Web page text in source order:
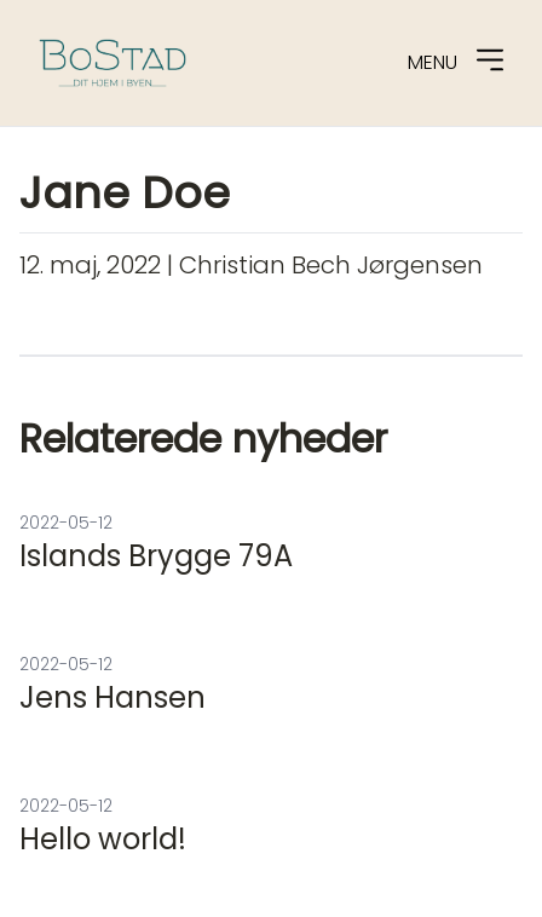
Spring til indhold
MENU
Jane Doe
12. maj, 2022 | Christian Bech Jørgensen
Relaterede nyheder
2022-05-12
Islands Brygge 79A
2022-05-12
Jens Hansen
2022-05-12
Hello world!